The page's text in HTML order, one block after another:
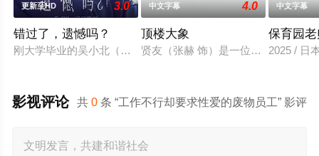
更新至HD 3.0
错过了，遗憾吗？
刚大学毕业的吴小北（庄达菲 饰）被初恋男友李天昊（周澄奧
中文字幕 4.0
顶楼大象
贤友（张赫 饰）是一位小有名气的
中文字幕
保育园
2025 / 日
共0 条 “工作不行却要求性爱的废物员工” 影评
影视评论